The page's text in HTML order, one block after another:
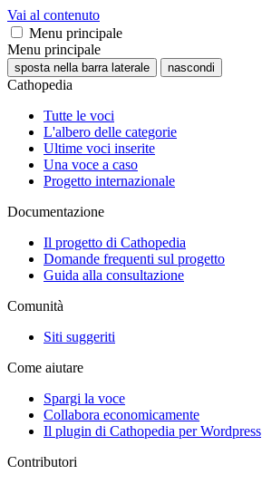
Vai al contenuto
Menu principale
Menu principale
sposta nella barra laterale nascondi
Cathopedia
Tutte le voci
L'albero delle categorie
Ultime voci inserite
Una voce a caso
Progetto internazionale
Documentazione
Il progetto di Cathopedia
Domande frequenti sul progetto
Guida alla consultazione
Comunità
Siti suggeriti
Come aiutare
Spargi la voce
Collabora economicamente
Il plugin di Cathopedia per Wordpress
Contributori